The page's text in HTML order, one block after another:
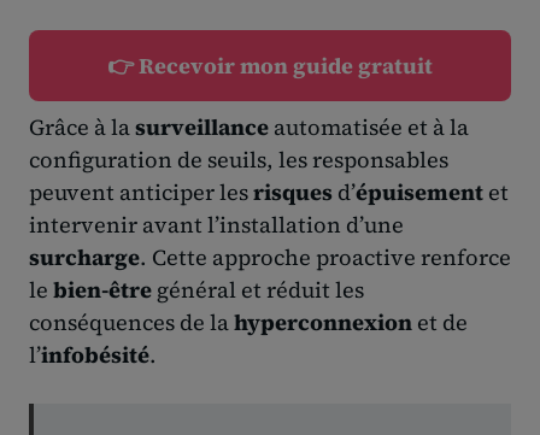
👉 Recevoir mon guide gratuit
Grâce à lasurveillance automatisée et à la
configuration de seuils, les responsables
peuvent anticiper lesrisques d’épuisement et
intervenir avant l’installation d’une
surcharge. Cette approche proactive renforce
le bien-être général et réduit les
conséquences de lahyperconnexion et de
l’infobésité.